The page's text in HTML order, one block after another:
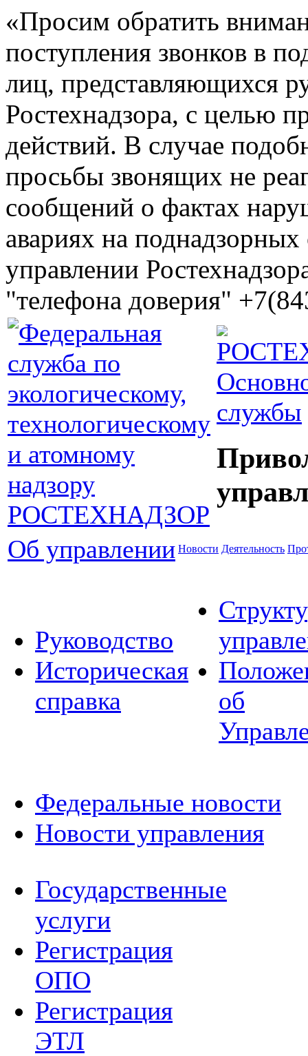
«Просим обратить
поступления звонков в
лиц, представляющихся
Ростехнадзора, с целью
действий. В случае
просьбы звонящих не
сообщений о фактах
авариях на
управлении
"телефона доверия"
службы
Об управлении Новости Деятельность
Руководство
Историческая
справка
об
Федеральные новости
Новости управления
Государственные
услуги
Регистрация
ОПО
Регистрация
ЭТЛ